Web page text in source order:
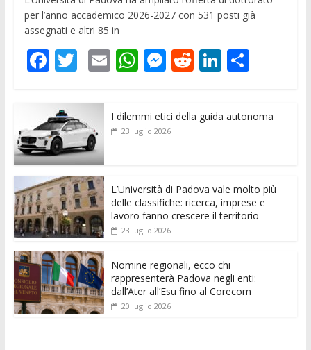
per l’anno accademico 2026-2027 con 531 posti già
assegnati e altri 85 in
F
e
b
o
o
k
T
itt
er
E
ai
l
W
s
p
M
ss
e
er
R
di
Li
e
C
di
I dilemmi etici della guida autonoma
23 luglio 2026
L’Università di Padova vale molto più
delle classifiche: ricerca, imprese e
lavoro fanno crescere il territorio
23 luglio 2026
Nomine regionali, ecco chi
rappresenterà Padova negli enti:
dall’Ater all’Esu fino al Corecom
20 luglio 2026